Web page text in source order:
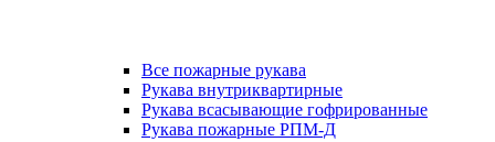
Все пожарные рукава
Рукава внутриквартирные
Рукава всасывающие гофрированные
Рукава пожарные РПМ-Д